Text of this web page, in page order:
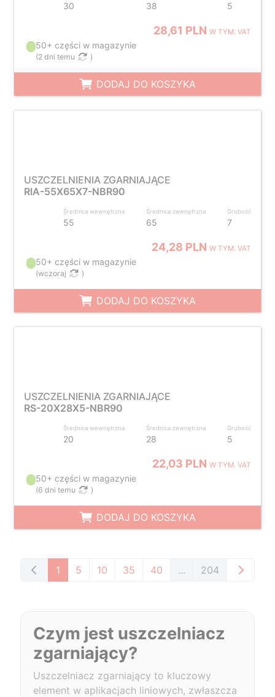
30 38 5
28,61 PLNW TYM. VAT
50+ części w magazynie
(2 dni temu )
DODAJ DO KOSZYKA
USZCZELNIENIA ZGARNIAJĄCE
RIA-55X65X7-NBR90
Średnica wewnętrzna
55
Średnica zewnętrzna
65
Grubość
7
24,28 PLNW TYM. VAT
50+ części w magazynie
(wczoraj )
DODAJ DO KOSZYKA
USZCZELNIENIA ZGARNIAJĄCE
RS-20X28X5-NBR90
Średnica wewnętrzna
20
Średnica zewnętrzna
28
Grubość
5
22,03 PLNW TYM. VAT
50+ części w magazynie
(6 dni temu )
DODAJ DO KOSZYKA
1 5 10 35 40 ... 204
Czym jest uszczelniacz
zgarniający?
Uszczelniacz zgarniający to kluczowy
element w aplikacjach liniowych, zwłaszcza